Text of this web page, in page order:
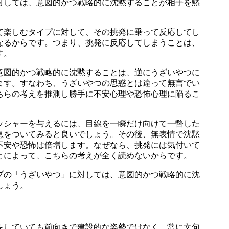
ては、意図的かつ戦略的に沈黙することが相手を黙
しむタイプに対して、その挑発に乗って反応してし
からです。つまり、挑発に反応してしまうことは、
的かつ戦略的に沈黙することは、逆にうざいやつに
。すなわち、うざいやつの思惑とは違って無言でい
の考えを推測し勝手に不安心理や恐怖心理に陥るこ
ャーを与えるには、目線を一瞬だけ向けて一瞥した
ついてみると良いでしょう。その後、無表情で沈黙
や恐怖は倍増します。なぜなら、挑発には気付いて
よって、こちらの考えが全く読めないからです。
「うざいやつ」に対しては、意図的かつ戦略的に沈
う。